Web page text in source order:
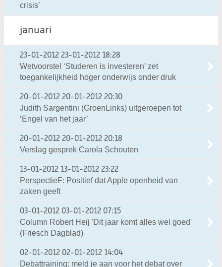
crisis’
januari
23-01-2012 23-01-2012 18:28
Wetvoorstel ‘Studeren is investeren’ zet
toegankelijkheid hoger onderwijs onder druk
20-01-2012 20-01-2012 20:30
Judith Sargentini (GroenLinks) uitgeroepen tot
‘Engel van het jaar’
20-01-2012 20-01-2012 20:18
Verslag gesprek Carola Schouten
13-01-2012 13-01-2012 23:22
PerspectieF: Positief dat Apple openheid van
zaken geeft
03-01-2012 03-01-2012 07:15
Column Robert Heij 'Dit jaar komt alles wel goed'
(Friesch Dagblad)
02-01-2012 02-01-2012 14:04
Debattraining: meld je aan voor het debat over